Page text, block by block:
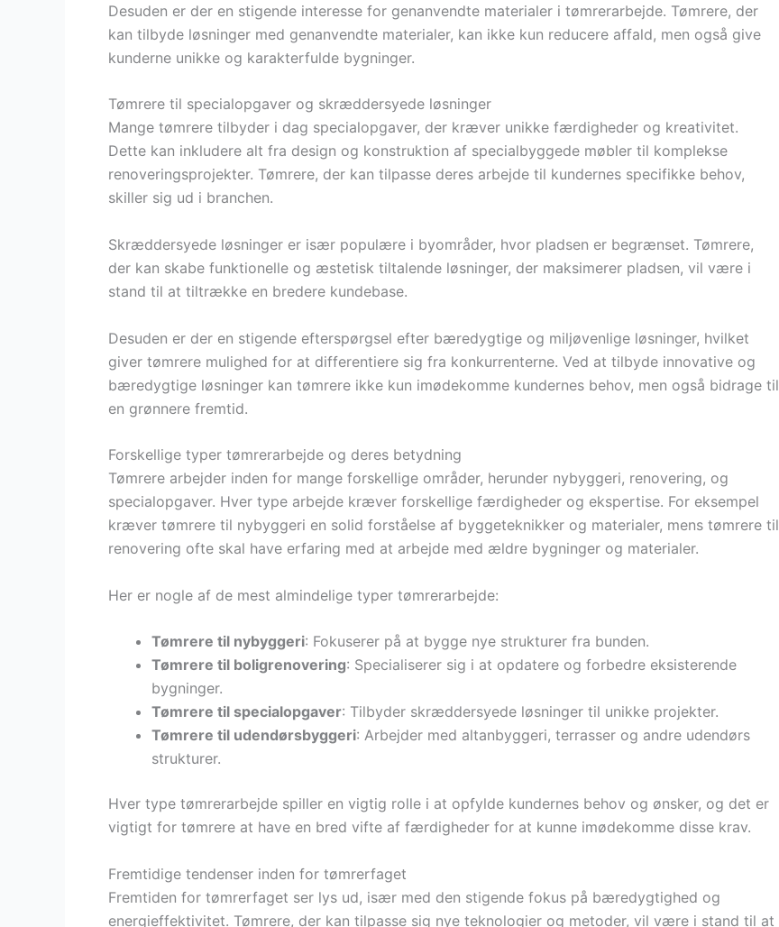
Desuden er der en stigende interesse for genanvendte materialer i tømrerarbejde. Tømrere, der
kan tilbyde løsninger med genanvendte materialer, kan ikke kun reducere affald, men også give
kunderne unikke og karakterfulde bygninger.
Tømrere til specialopgaver og skræddersyede løsninger
Mange tømrere tilbyder i dag specialopgaver, der kræver unikke færdigheder og kreativitet.
Dette kan inkludere alt fra design og konstruktion af specialbyggede møbler til komplekse
renoveringsprojekter. Tømrere, der kan tilpasse deres arbejde til kundernes specifikke behov,
skiller sig ud i branchen.
Skræddersyede løsninger er især populære i byområder, hvor pladsen er begrænset. Tømrere,
der kan skabe funktionelle og æstetisk tiltalende løsninger, der maksimerer pladsen, vil være i
stand til at tiltrække en bredere kundebase.
Desuden er der en stigende efterspørgsel efter bæredygtige og miljøvenlige løsninger, hvilket
giver tømrere mulighed for at differentiere sig fra konkurrenterne. Ved at tilbyde innovative og
bæredygtige løsninger kan tømrere ikke kun imødekomme kundernes behov, men også bidrage til
en grønnere fremtid.
Forskellige typer tømrerarbejde og deres betydning
Tømrere arbejder inden for mange forskellige områder, herunder nybyggeri, renovering, og
specialopgaver. Hver type arbejde kræver forskellige færdigheder og ekspertise. For eksempel
kræver tømrere til nybyggeri en solid forståelse af byggeteknikker og materialer, mens tømrere til
renovering ofte skal have erfaring med at arbejde med ældre bygninger og materialer.
Her er nogle af de mest almindelige typer tømrerarbejde:
Tømrere til nybyggeri: Fokuserer på at bygge nye strukturer fra bunden.
Tømrere til boligrenovering: Specialiserer sig i at opdatere og forbedre eksisterende
bygninger.
Tømrere til specialopgaver: Tilbyder skræddersyede løsninger til unikke projekter.
Tømrere til udendørsbyggeri: Arbejder med altanbyggeri, terrasser og andre udendørs
strukturer.
Hver type tømrerarbejde spiller en vigtig rolle i at opfylde kundernes behov og ønsker, og det er
vigtigt for tømrere at have en bred vifte af færdigheder for at kunne imødekomme disse krav.
Fremtidige tendenser inden for tømrerfaget
Fremtiden for tømrerfaget ser lys ud, især med den stigende fokus på bæredygtighed og
energieffektivitet. Tømrere, der kan tilpasse sig nye teknologier og metoder, vil være i stand til at